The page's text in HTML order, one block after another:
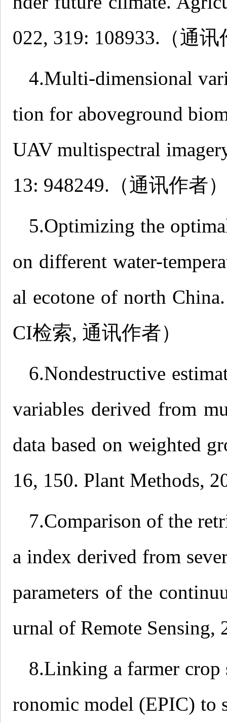
022, 319: 108933.（通
4.Multi-dimensional
tion for aboveground
UAV multispectral
13: 948249.（通讯作者
5.Optimizing the
on different water-
al ecotone of north
CI检索, 通讯作者）
6.Nondestructive
variables derived from
data based on weighted
16, 150. Plant Methods,
7.Comparison of the
a index derived from
parameters of the
urnal of Remote
8.Linking a farmer crop
ronomic model (EPIC) to